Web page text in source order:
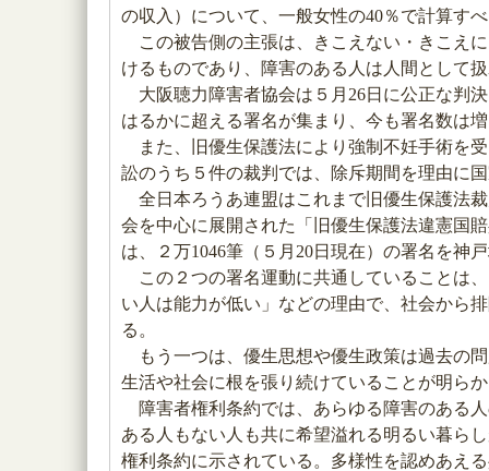
の収入）について、一般女性の40％で計算す
この被告側の主張は、きこえない・きこえ
けるものであり、障害のある人は人間として
大阪聴力障害者協会は５月26日に公正な判
はるかに超える署名が集まり、今も署名数は
また、旧優生保護法により強制不妊手術を
訟のうち５件の裁判では、除斥期間を理由に
全日本ろうあ連盟はこれまで旧優生保護法
会を中心に展開された「旧優生保護法違憲国
は、２万1046筆（５月20日現在）の署名を神
この２つの署名運動に共通していることは
い人は能力が低い」などの理由で、社会から
る。
もう一つは、優生思想や優生政策は過去の
生活や社会に根を張り続けていることが明ら
障害者権利条約では、あらゆる障害のある
ある人もない人も共に希望溢れる明るい暮ら
権利条約に示されている。多様性を認めあえ